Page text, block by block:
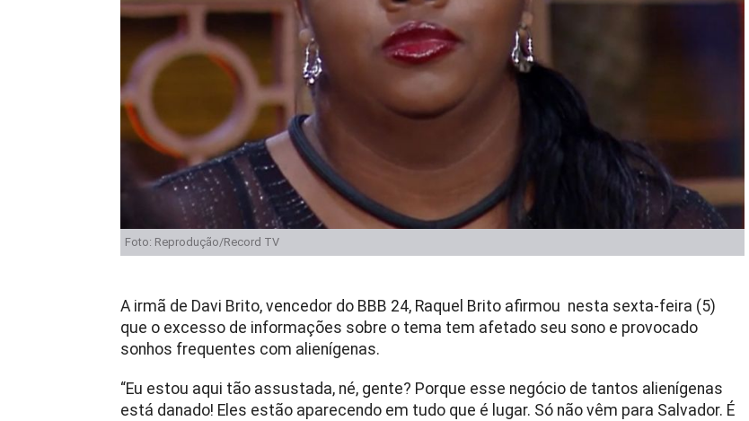
Foto: Reprodução/Record TV
A irmã de Davi Brito, vencedor do BBB 24, Raquel Brito afirmou nesta sexta-feira (5)
que o excesso de informações sobre o tema tem afetado seu sono e provocado
sonhos frequentes com alienígenas.
“Eu estou aqui tão assustada, né, gente? Porque esse negócio de tantos alienígenas
está danado! Eles estão aparecendo em tudo que é lugar. Só não vêm para Salvador. É